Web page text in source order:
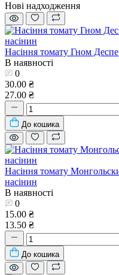
Нові надходження
Насіння томату Гном
В наявності
0
30.00 ₴
27.00 ₴
До кошика
Насіння томату
насінин
В наявності
0
15.00 ₴
13.50 ₴
До кошика